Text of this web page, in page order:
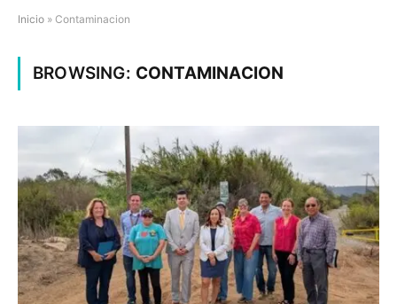
Inicio » Contaminacion
BROWSING: CONTAMINACION